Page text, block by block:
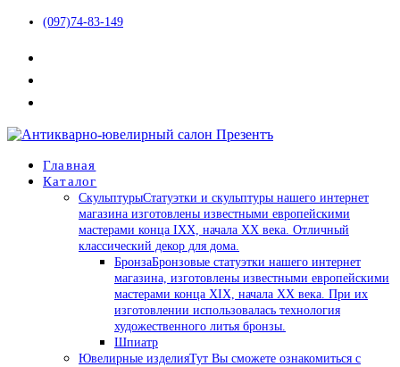
(097)74-83-149
Главная
Каталог
СкульптурыСтатуэтки и скульптуры нашего интернет
магазина изготовлены известными европейскими
мастерами конца IXX, начала XX века. Отличный
классический декор для дома.
БронзаБронзовые статуэтки нашего интернет
магазина, изготовлены известными европейскими
мастерами конца XIX, начала XX века. При их
изготовлении использовалась технология
художественного литья бронзы.
Шпиатр
Ювелирные изделияТут Вы сможете ознакомиться с